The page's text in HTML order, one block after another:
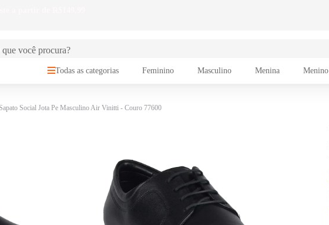
Todas as categorias Feminino Masculino Menina Menino
Sapato Social Jota Pe Masculino Air Vinitti - Couro 77600